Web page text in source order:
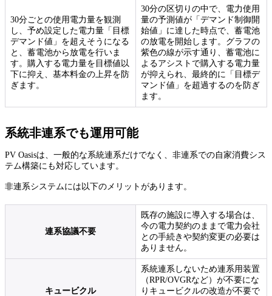
30分ごとの使用電力量を観測
し、予め設定した電力量「目標
デマンド値」を超えそうになる
と、蓄電池から放電を行いま
す。購入する電力量を目標値以
下に抑え、基本料金の上昇を防
ぎます。
30分の区切りの中で、電力使用
量の予測値が「デマンド制御開
始値」に達した時点で、蓄電池
の放電を開始します。グラフの
紫色の線が示す通り、蓄電池に
よるアシストで購入する電力量
が抑えられ、最終的に「目標デ
マンド値」を超過するのを防ぎ
ます。
系統非連系でも運用可能
PV Oasisは、一般的な系統連系だけでなく、非連系での自家消費シス
テム構築にも対応しています。
非連系システムには以下のメリットがあります。
連系協議不要
既存の施設に導入する場合は、
今の電力契約のままで電力会社
との手続きや契約変更の必要は
ありません。
キュービクル
系統連系しないため連系用装置
（RPR/OVGRなど）が不要にな
りキュービクルの改造が不要で